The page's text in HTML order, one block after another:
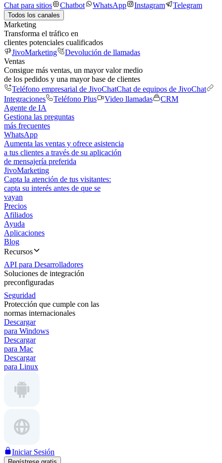
Chat para sitios
Chatbot WhatsApp Instagram Telegram
Todos los canales
Marketing
Transforma el tráfico en
clientes potenciales cualificados
JivoMarketing
Devolución de llamadas
Ventas
Consigue más ventas, un mayor valor medio
de los pedidos y una mayor base de clientes
Teléfono empresarial de JivoChatChat de equipos de JivoChat
Integraciones
Teléfono Plus Video llamadas
CRM
Agente de IA
Gestiona las preguntas
más frecuentes
WhatsApp
Aumenta las ventas y ofrece asistencia
a tus clientes a través de su aplicación
de mensajería preferida
JivoMarketing
Capta la atención de tus visitantes:
capta su interés antes de que se
vayan
Precios
Afiliados
Ayuda
Aplicaciones
Blog
Recursos
API para Desarrolladores
Soluciones de integración
preconfiguradas
Seguridad
Protección que cumple con las
normas internacionales
Descargar
para Windows
Descargar
para Mac
Descargar
para Linux
Iniciar Sesión